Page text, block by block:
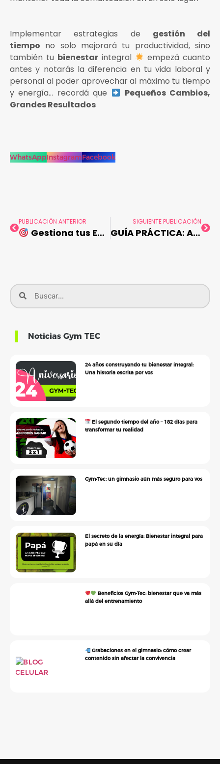
Implementar estrategias de gestión del
tiempo no solo mejorará tu productividad, sino
también tu bienestarintegral
empezá cuanto
antes y notarás la diferencia en tu vida laboral y
personal al poder aprovechar al máximo tu tiempo
y energía… recordá que
Pequeños Cambios,
Grandes Resultados
WhatsAppInstagramFacebook
PUBLICACIÓN ANTERIOR
Gestiona tus Emociones INTENSAMENTE con el Poder del Ejercicio
SIGUIENTE PUBLICACIÓN
GUÍA PRÁCTICA: Alimentación saludable y planificación de comidas
Noticias Gym TEC
24 años construyendo tu bienestar integral:
Una historia escrita por vos
El segundo tiempo del año – 182 días para
transformar tu realidad
Gym•Tec: un gimnasio aún más seguro para vos
El secreto de la energía: Bienestar integral para
papá en su día
Beneficios Gym•Tec: bienestar que va más
allá del entrenamiento
Grabaciones en el gimnasio: cómo crear
contenido sin afectar la convivencia